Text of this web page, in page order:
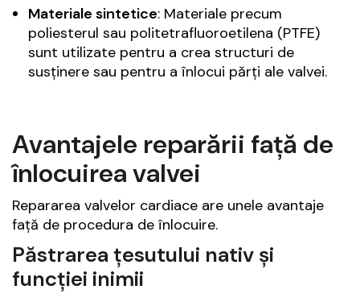
Materiale sintetice: Materiale precum
poliesterul sau politetrafluoroetilena (PTFE)
sunt utilizate pentru a crea structuri de
susținere sau pentru a înlocui părți ale valvei.
Avantajele reparării față de
înlocuirea valvei
Repararea valvelor cardiace are unele avantaje
față de procedura de înlocuire.
Păstrarea țesutului nativ și
funcției inimii